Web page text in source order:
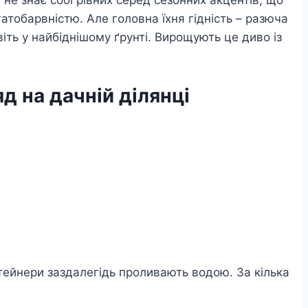
Але головна їхня гідність – разюча
у найбіднішому ґрунті. Вирощують це диво із
на дачній ділянці
заздалегідь проливають водою. За кілька